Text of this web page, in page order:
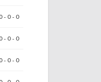
- 0 - 0
- 0 - 0
- 0 - 0